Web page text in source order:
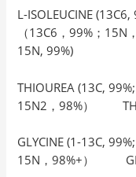
L-ISOLEUCINE
（13C6，99%；
15N, 99%)
THIOUREA (13C,
15N2，98%）
GLYCINE (1-13C,
15N，98%+）